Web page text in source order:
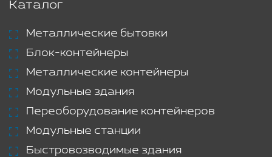
Каталог
Металлические бытовки
Блок-контейнеры
Металлические контейнеры
Модульные здания
Переоборудование контейнеров
Модульные станции
Быстровозводимые здания